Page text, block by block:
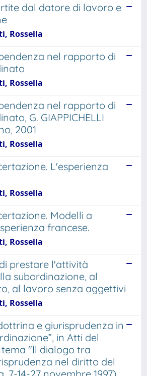
dal datore di lavoro e
Rossella
nel rapporto di
Rossella
nel rapporto di
G. GIAPPICHELLI
2001
Rossella
L'esperienza
Rossella
Modelli a
francese.
Rossella
prestare l'attività
subordinazione, al
al lavoro senza aggettivi
Rossella
e giurisprudenza in
in Atti del
"Il dialogo tra
nel diritto del